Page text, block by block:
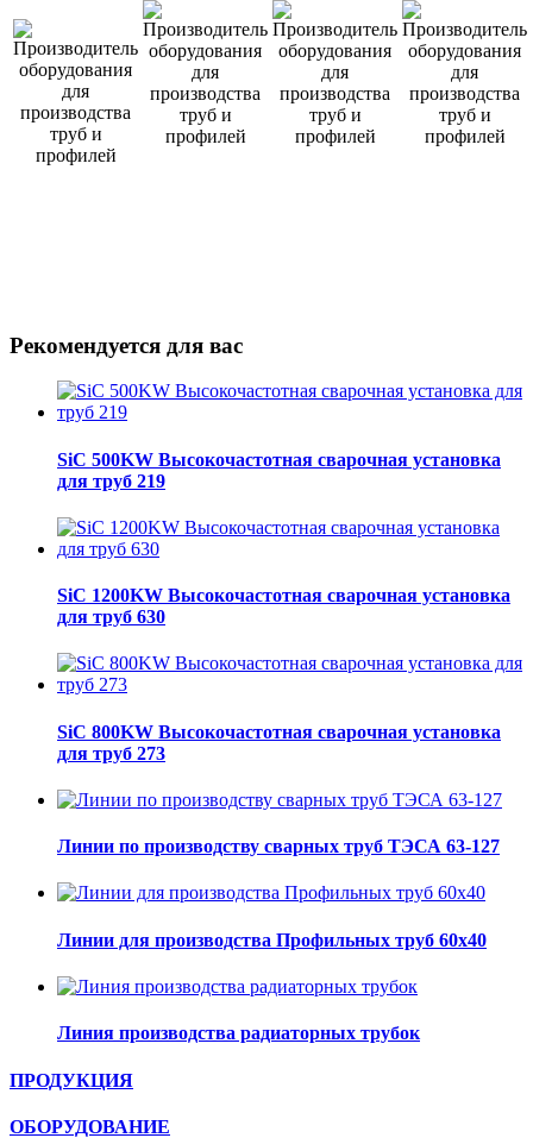
Рекомендуется для вас
SiC 500KW Высокочастотная сварочная установка
для труб 219
SiC 1200KW Высокочастотная сварочная установка
для труб 630
SiC 800KW Высокочастотная сварочная установка
для труб 273
Линии по производству сварных труб ТЭСА 63-127
Линии для производства Профильных труб 60х40
Линия производства радиаторных трубок
ПРОДУКЦИЯ
ОБОРУДОВАНИЕ